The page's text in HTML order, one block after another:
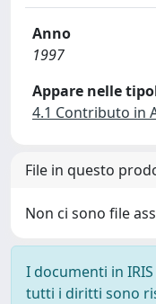
Anno
1997
Appare nelle
4.1 Contributo in
File in questo
Non ci sono file
I documenti in
tutti i diritti sono